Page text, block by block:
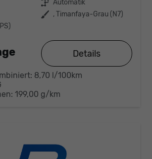
Getriebe Automatik
Außenfarbe , Timanfaya-Grau (N7)
Details
8,70 l/100km
199,00 g/km